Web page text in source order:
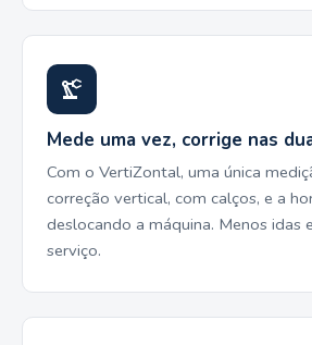
Mede uma vez, corrige nas
Com o VertiZontal, uma única
correção vertical, com calços, e a
deslocando a máquina. Menos idas
serviço.